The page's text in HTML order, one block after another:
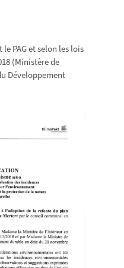
PAG et selon les lois
(Ministère de
Développement